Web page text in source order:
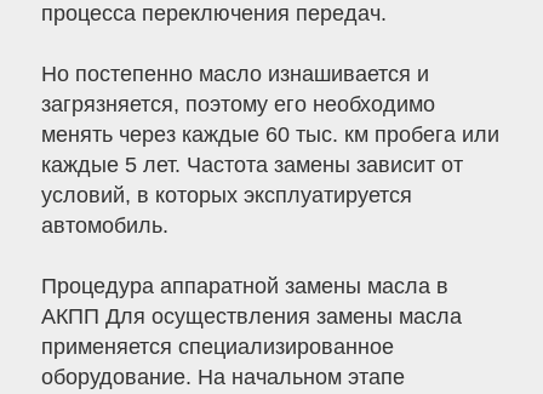
процесса переключения передач.
Но постепенно масло изнашивается и
загрязняется, поэтому его необходимо
менять через каждые 60 тыс. км пробега или
каждые 5 лет. Частота замены зависит от
условий, в которых эксплуатируется
автомобиль.
Процедура аппаратной замены масла в
АКПП Для осуществления замены масла
применяется специализированное
оборудование. На начальном этапе